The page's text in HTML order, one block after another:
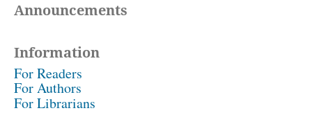
Announcements
Information
For Readers
For Authors
For Librarians